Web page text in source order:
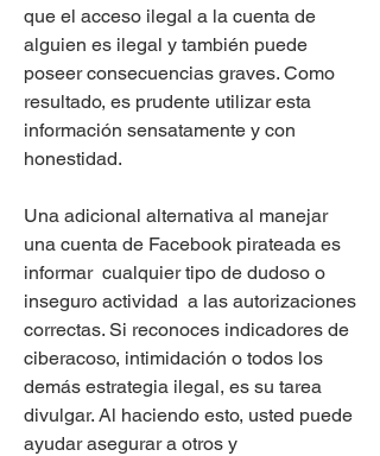
que el acceso ilegal a la cuenta de
alguien es ilegal y también puede
poseer consecuencias graves. Como
resultado, es prudente utilizar esta
información sensatamente y con
honestidad.
Una adicional alternativa al manejar
una cuenta de Facebook pirateada es
informar  cualquier tipo de dudoso o
inseguro actividad  a las autorizaciones
correctas. Si reconoces indicadores de
ciberacoso, intimidación o todos los
demás estrategia ilegal, es su tarea
divulgar. Al haciendo esto, usted puede
ayudar asegurar a otros y